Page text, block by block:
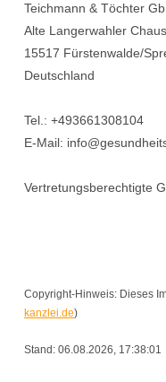
Teichmann & Töchter
Alte Langerwahler
15517 Fürstenwalde/
Deutschland
Tel.: +493661308104
E-Mail:
Vertretungsberechtigte
Copyright-Hinweis: Dieses
kanzlei.de)
Stand: 06.08.2026, 17:38:01